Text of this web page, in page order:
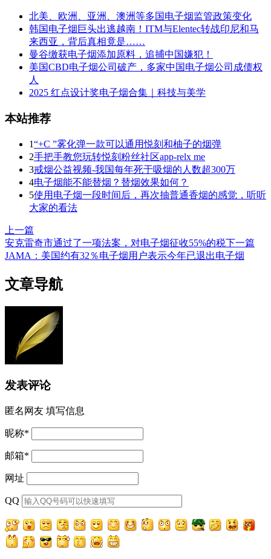
北美、欧洲、亚洲、澳洲等多国电子烟监管政策变化
韩国电子烟巨头出逃越南！ITM与Elentec转战印尼和马
来西亚，背后真相竟是……
曼谷缴获电子烟添加原料，追捕中国嫌犯！
美国CBD电子烟公司破产，多家中国电子烟公司成债权
人
2025 红点设计奖电子烟合集｜科技与美学
本站推荐
1“+C ”雾化弹一款可以通用悦刻和柚子的烟弹
2手把手教您玩转悦刻粉丝社区app-relx me
3戒烟公益视频-我国每年死于吸烟的人数超300万
4电子烟能不能替烟？替烟效果如何？
5使用电子烟一段时间后，再次抽普通香烟的感觉，听听
大家的看法
上一篇
安克雷奇市通过了一项法案，对电子烟征收55%的税下一篇
JAMA：美国约有32％电子烟用户表示今年已退出电子烟
文章导航
发表评论
匿名网友 填写信息
昵称*
邮箱*
网址
QQ